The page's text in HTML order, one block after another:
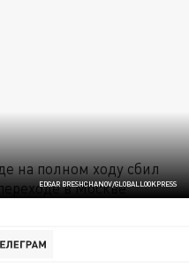
EDGAR BRESHCHANOV/GLOBALLOOKPRESS